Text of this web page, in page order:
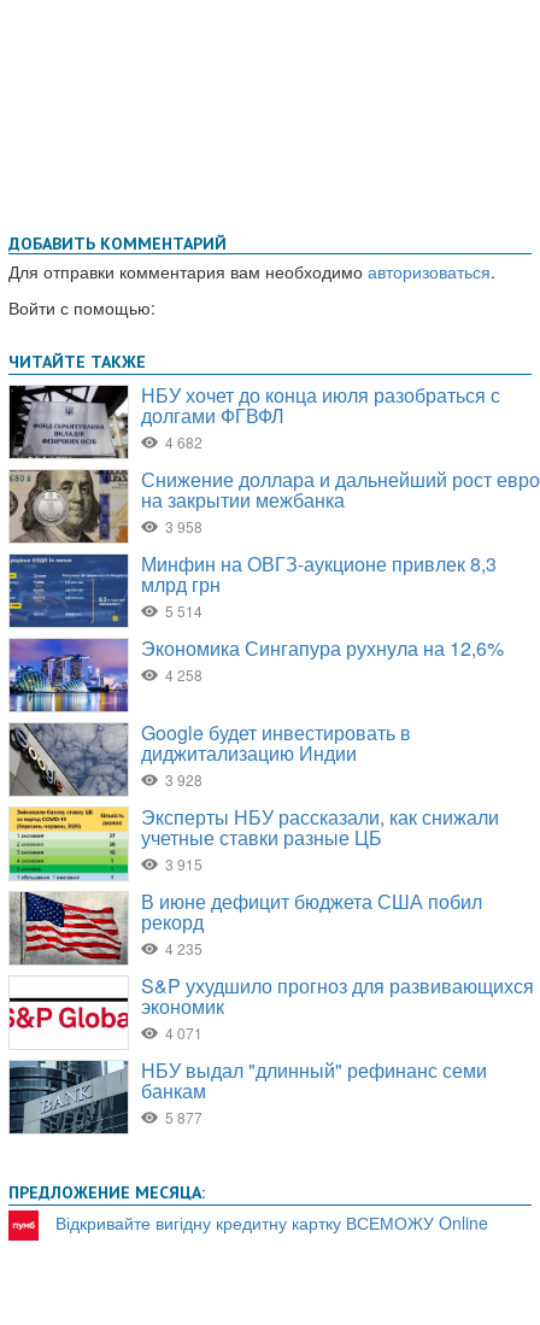
ДОБАВИТЬ КОММЕНТАРИЙ
Для отправки комментария вам необходимо авторизоваться.
Войти с помощью:
ПРЕДЛОЖЕНИЕ МЕСЯЦА:
Відкривайте вигідну кредитну картку ВСЕМОЖУ Online